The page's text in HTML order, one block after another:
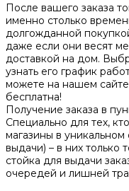
После вашего заказа
именно столько
долгожданной
даже если они весят
доставкой на дом.
узнать его график
можете на нашем сайте.
бесплатна!
Получение заказа в
Специально для тех,
магазины в
выдачи) – в них только
стойка для выдачи
очередей и лишней